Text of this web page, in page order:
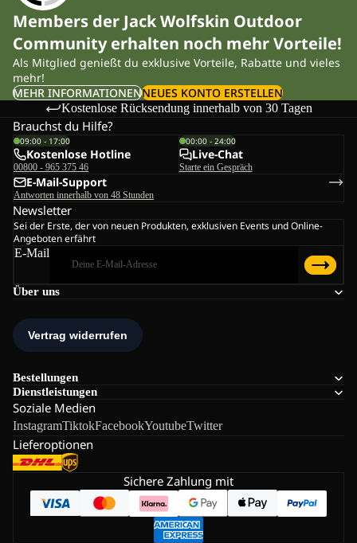
Members der Jack Wolfskin Outdoor
Community erhalten noch mehr Vorteile!
Als Mitglied genießt du exklusive Vorteile, Rabatte und vieles
mehr!
MEHR INFORMATIONENNEUES KONTO ERSTELLEN
Kostenlose Rücksendung innerhalb von 30 Tagen
Über uns
Bestellungen
Dienstleistungen
Soziale Medien
InstagramTiktokFacebookYoutubeTwitter
Lieferoptionen
Brauchst du Hilfe?
09:00 - 17:00
Kostenlose Hotline
00800 - 965 375 46
00:00 - 24:00
Live-Chat
Starte ein Gespräch
E-Mail-Support
Antworten innerhalb von 48 Stunden
Newsletter
Sei der Erste, der von neuen Produkten, exklusiven Events und Online-
Angeboten erfährt
E-Mail
Sichere Zahlung mit